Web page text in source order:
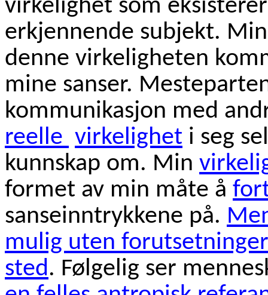
virkelighet som
erkjennende subjekt.
denne virkeligheten
mine sanser.
kommunikasjon med
reelle virkelighet i seg
kunnskap om. Min
formet av min måte å
sanseinntrykkene på.
mulig uten
sted. Følgelig ser